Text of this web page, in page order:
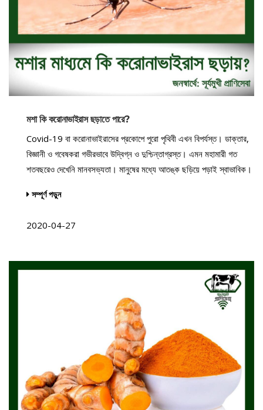
মশা কি করোনাভাইরাস ছড়াতে পারে?
Covid-19 বা করোনাভাইরাসের প্রকোপে পুরো পৃথিবী এখন বিপর্যস্ত। ডাক্তার,
বিজ্ঞানী ও গবেষকরা গভীরভাবে উদ্বিগ্ন ও দুশ্চিন্তাগ্রস্ত। এমন মহামারী গত
শতবছরেও দেখেনি মানবসভ্যতা। মানুষের মধ্যে আতঙ্ক ছড়িয়ে পড়াই স্বাভাবিক।
সম্পূর্ণ পড়ুন
2020-04-27